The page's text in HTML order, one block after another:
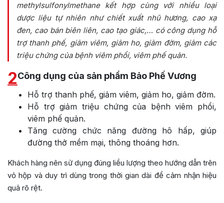
methylsulfonylmethane kết hợp cùng với nhiều loại
dược liệu tự nhiên như chiết xuất nhũ hương, cao xạ
đen, cao bán biên liên, cao tạo giác,… có công dụng hỗ
trợ thanh phế, giảm viêm, giảm ho, giảm đờm, giảm các
triệu chứng của bệnh viêm phổi, viêm phế quản.
2Công dụng của sản phẩm Bảo Phế Vương
Hỗ trợ thanh phế, giảm viêm, giảm ho, giảm đờm.
Hỗ trợ giảm triệu chứng của bệnh viêm phổi,
viêm phế quản.
Tăng cường chức năng đường hô hấp, giúp
đường thở mềm mại, thông thoáng hơn.
Khách hàng nên sử dụng đúng liều lượng theo hướng dẫn trên
vỏ hộp và duy trì dùng trong thời gian dài để cảm nhận hiệu
quả rõ rệt.